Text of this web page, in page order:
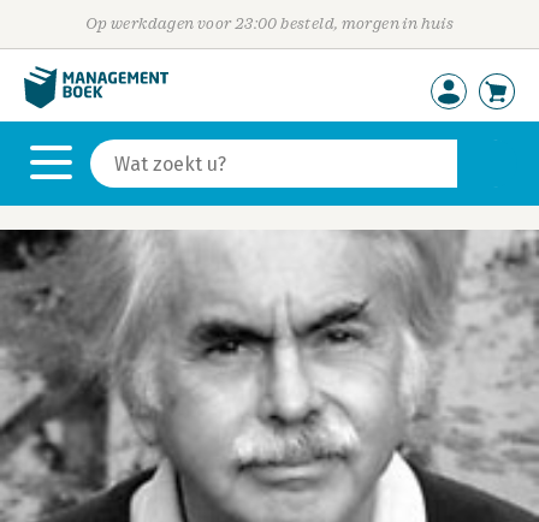
Op werkdagen voor 23:00 besteld, morgen in huis